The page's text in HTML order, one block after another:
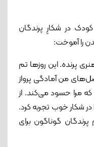
در شکارِ پرندگان
را آموخت:
پرنده. این روزها تم
من آمادگی پرواز
که مرا حسود می‌کند. از
شکار خوب تجربه کرد.
گوناگون برای